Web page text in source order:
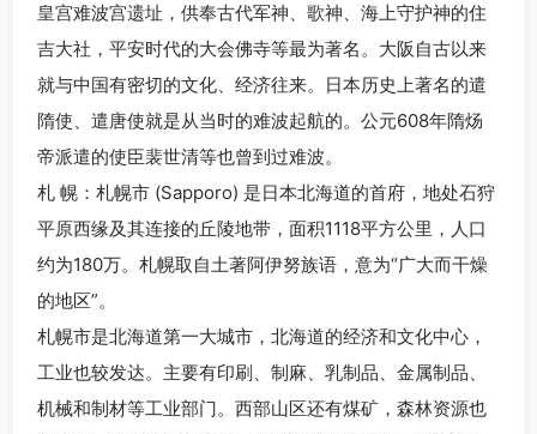
皇宫难波宫遗址，供奉古代军神、歌神、海上守护神的住
吉大社，平安时代的大会佛寺等最为著名。大阪自古以来
就与中国有密切的文化、经济往来。日本历史上著名的遣
隋使、遣唐使就是从当时的难波起航的。公元608年隋炀
帝派遣的使臣裴世清等也曾到过难波。
札 幌：札幌市 (Sapporo) 是日本北海道的首府，地处石狩
平原西缘及其连接的丘陵地带，面积1118平方公里，人口
约为180万。札幌取自土著阿伊努族语，意为“广大而干燥
的地区”。
札幌市是北海道第一大城市，北海道的经济和文化中心，
工业也较发达。主要有印刷、制麻、乳制品、金属制品、
机械和制材等工业部门。西部山区还有煤矿，森林资源也